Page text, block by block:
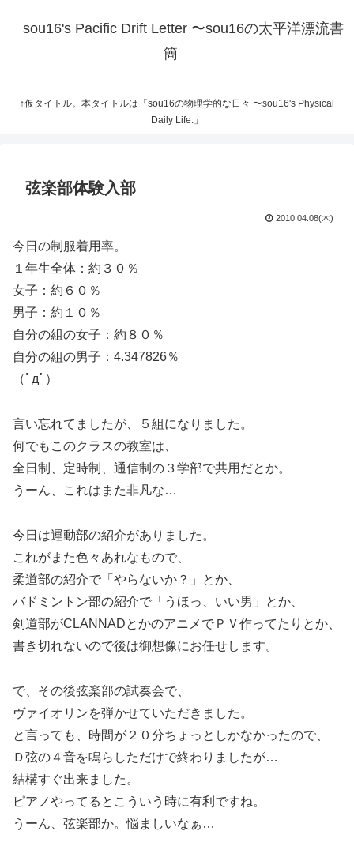
sou16's Pacific Drift Letter 〜sou16の太平洋漂流書
簡
↑仮タイトル。本タイトルは「sou16の物理学的な日々 〜sou16's Physical
Daily Life.」
弦楽部体験入部
2010.04.08(木)
今日の制服着用率。
１年生全体：約３０％
女子：約６０％
男子：約１０％
自分の組の女子：約８０％
自分の組の男子：4.347826％
（ﾟдﾟ）
言い忘れてましたが、５組になりました。
何でもこのクラスの教室は、
全日制、定時制、通信制の３学部で共用だとか。
うーん、これはまた非凡な…
今日は運動部の紹介がありました。
これがまた色々あれなもので、
柔道部の紹介で「やらないか？」とか、
バドミントン部の紹介で「うほっ、いい男」とか、
剣道部がCLANNADとかのアニメでＰＶ作ってたりとか、
書き切れないので後は御想像にお任せします。
で、その後弦楽部の試奏会で、
ヴァイオリンを弾かせていただきました。
と言っても、時間が２０分ちょっとしかなかったので、
Ｄ弦の４音を鳴らしただけで終わりましたが…
結構すぐ出来ました。
ピアノやってるとこういう時に有利ですね。
うーん、弦楽部か。悩ましいなぁ…